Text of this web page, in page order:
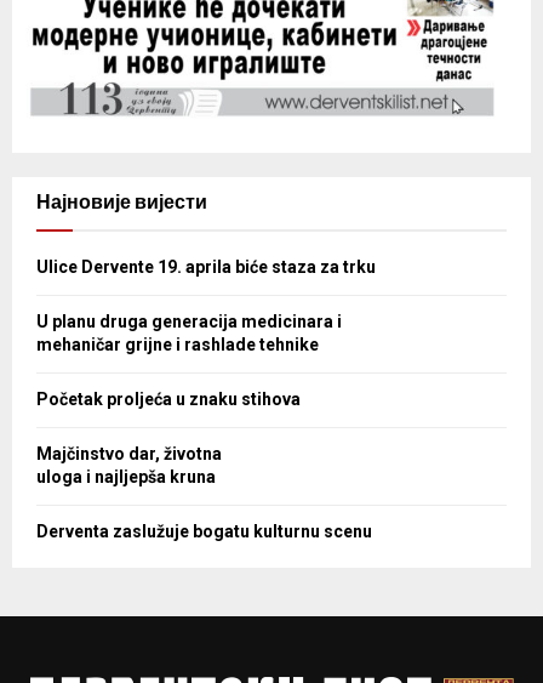
Најновије вијести
Ulice Dervente 19. aprila biće staza za trku
U planu druga generacija medicinara i
mehaničar grijne i rashlade tehnike
Početak proljeća u znaku stihova
Majčinstvo dar, životna
uloga i najljepša kruna
Derventa zaslužuje bogatu kulturnu scenu